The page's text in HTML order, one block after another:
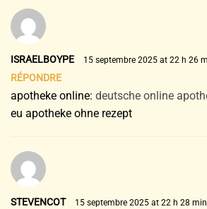
ISRAELBOYPE 15 septembre 2025 at 22 h 26
RÉPONDRE
apotheke online: deutsche online
eu apotheke ohne rezept
STEVENCOT 15 septembre 2025 at 22 h 28 min